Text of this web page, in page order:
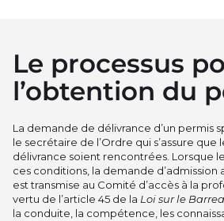
Le processus
l’obtention du
La demande de délivrance d’un permis
le secrétaire de l’Ordre qui s’assure que
délivrance soient rencontrées. Lorsque
ces conditions, la demande d’admission
est transmise au Comité d’accès à la
vertu de l’article 45 de la Loi sur le
la conduite, la compétence, les